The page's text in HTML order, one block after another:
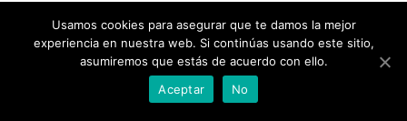
Usamos cookies para asegurar que te damos la mejor
experiencia en nuestra web. Si continúas usando este sitio,
asumiremos que estás de acuerdo con ello.
Aceptar
No
Check Availability(Disponibilidad)